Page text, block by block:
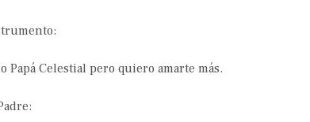
Papá Celestial pero quiero amarte más.